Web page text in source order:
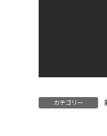
カテゴリー